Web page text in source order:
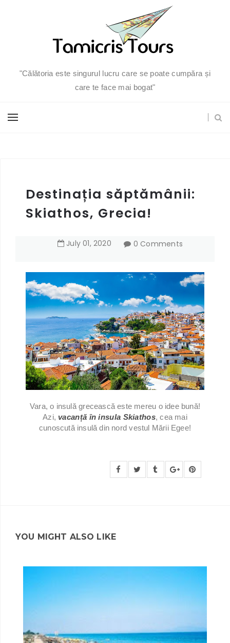
"Călătoria este singurul lucru care se poate cumpăra și
care te face mai bogat"
Destinația săptămânii:
Skiathos, Grecia!
July 01,2020 0 Comments
Vara, o insulă grecească este mereu o idee bună!
Azi, vacanță în insula Skiathos, cea mai
cunoscută insulă din nord vestul Mării Egee!
YOU MIGHT ALSO LIKE